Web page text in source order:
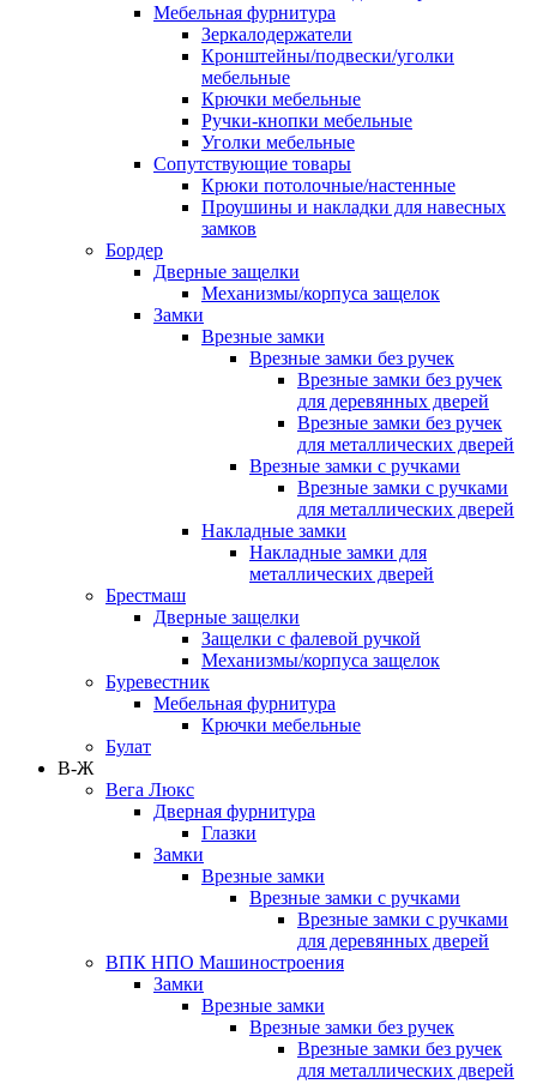
Мебельная фурнитура
Зеркалодержатели
Кронштейны/подвески/уголки
мебельные
Крючки мебельные
Ручки-кнопки мебельные
Уголки мебельные
Сопутствующие товары
Крюки потолочные/настенные
Проушины и накладки для навесных
замков
Бордер
Дверные защелки
Механизмы/корпуса защелок
Замки
Врезные замки
Врезные замки без ручек
Врезные замки без ручек
для деревянных дверей
Врезные замки без ручек
для металлических дверей
Врезные замки с ручками
Врезные замки с ручками
для металлических дверей
Накладные замки
Накладные замки для
металлических дверей
Брестмаш
Дверные защелки
Защелки с фалевой ручкой
Механизмы/корпуса защелок
Буревестник
Мебельная фурнитура
Крючки мебельные
Булат
В-Ж
Вега Люкс
Дверная фурнитура
Глазки
Замки
Врезные замки
Врезные замки с ручками
Врезные замки с ручками
для деревянных дверей
ВПК НПО Машиностроения
Замки
Врезные замки
Врезные замки без ручек
Врезные замки без ручек
для металлических дверей